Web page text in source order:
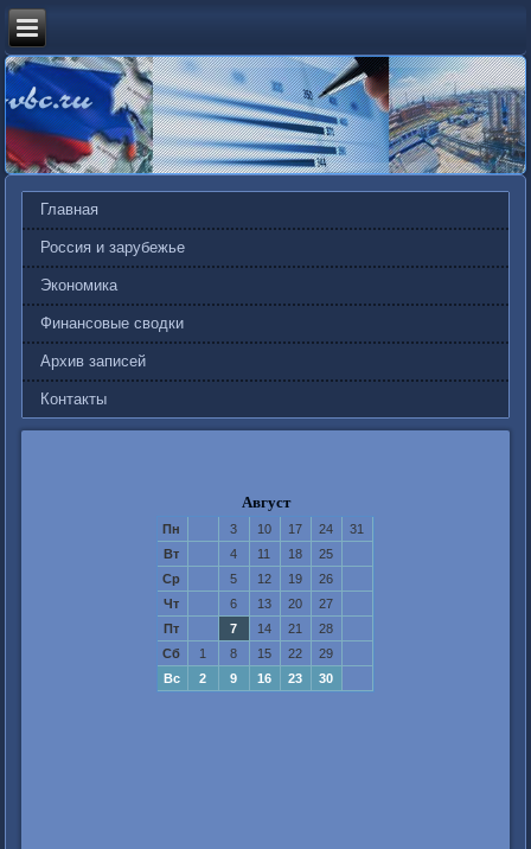
Главная
Россия и зарубежье
Экономика
Финансовые сводки
Архив записей
Контакты
Август
Пн 3 10 17 24
31
Вт
4 11 18
25
Ср
5 12 19
26
Чт
6 13 20
27
Пт
7 14 21
28
Сб
1 8 15 22
29
Вс
2 9 16 23 30